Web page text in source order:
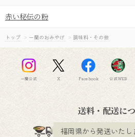
赤い秘伝の粉
トップ > 一蘭のおみやげ > 調味料・その他
一蘭公式 X Facebook 公式WEB
送料・配送に
福岡県から発送いたし